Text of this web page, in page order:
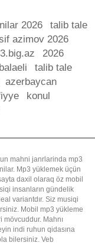
2026
talib tale
azimov 2026
2026
balaeli
talib tale
azerbaycan
konul
mahni janrlarinda mp3
Mp3 yüklemek üçün
daxil olaraq öz mobil
insanların gündelik
variantdır. Siz musiqi
Mobil mp3 yükleme
mövcuddur. Mahnı
indi ruhun qidasına
bilersiniz. Veb